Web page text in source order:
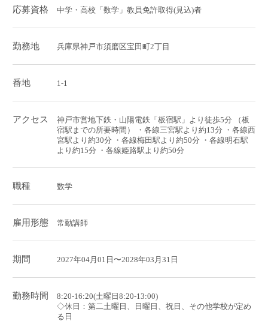
応募資格 中学・高校「数学」教員免許取得(見込)者
勤務地 兵庫県神戸市須磨区宝田町2丁目
番地 1-1
アクセス
神戸市営地下鉄・山陽電鉄「板宿駅」より徒歩5分 （板
宿駅までの所要時間） ・各線三宮駅より約13分 ・各線西
宮駅より約30分 ・各線梅田駅より約50分 ・各線明石駅
より約15分 ・各線姫路駅より約50分
職種 数学
雇用形態 常勤講師
期間 2027年04月01日〜2028年03月31日
勤務時間
8:20-16:20(土曜日8:20-13:00)
◇休日：第二土曜日、日曜日、祝日、その他学校が定め
る日